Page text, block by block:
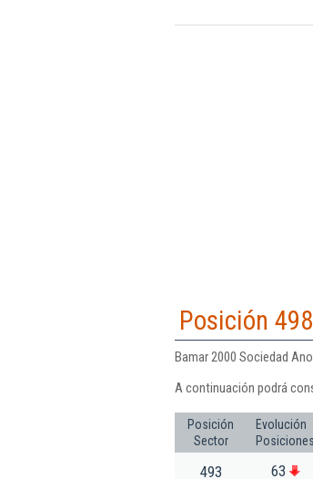
Posición 498
Bamar 2000 Sociedad
A continuación podrá
Posición
Sector
Evolución
Posiciones
493 63